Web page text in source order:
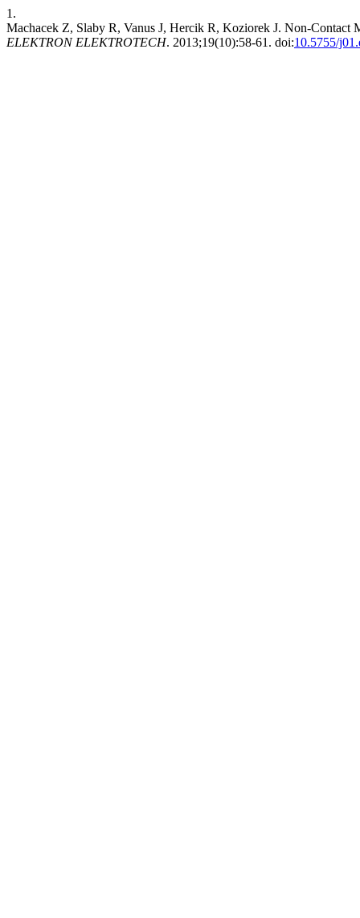
1.
Machacek Z, Slaby R, Vanus J, Hercik R, Koziorek J. Non-Contact
ELEKTRON ELEKTROTECH. 2013;19(10):58-61. doi:10.5755/